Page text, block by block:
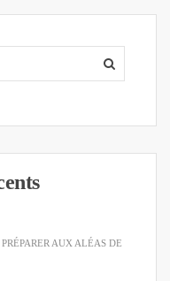
AUX ALÉAS DE